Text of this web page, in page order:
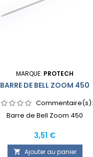
MARQUE: PROTECH
BARRE DE BELL ZOOM 450
Commentaire(s):
Barre de Bell Zoom 450
Prix
3,51 €
 Ajouter au panier